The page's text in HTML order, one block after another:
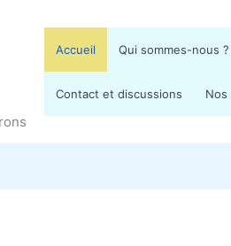
Accueil Qui sommes-nous ?
Contact et discussions Nos